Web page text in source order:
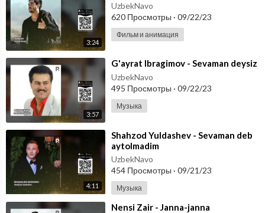
3:24
UzbekNavo
620 Просмотры · 09/22/23
Фильм и анимация
3:57
⁣G'ayrat Ibragimov - Sevaman deysiz
UzbekNavo
495 Просмотры · 09/22/23
Музыка
4:11
⁣Shahzod Yuldashev - Sevaman deb
aytolmadim
UzbekNavo
454 Просмотры · 09/21/23
Музыка
⁣Nensi Zair - Janna-janna